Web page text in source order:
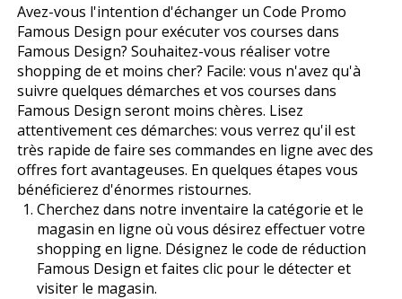
Avez-vous l'intention d'échanger un Code Promo
Famous Design pour exécuter vos courses dans
Famous Design? Souhaitez-vous réaliser votre
shopping de et moins cher? Facile: vous n'avez qu'à
suivre quelques démarches et vos courses dans
Famous Design seront moins chères. Lisez
attentivement ces démarches: vous verrez qu'il est
très rapide de faire ses commandes en ligne avec des
offres fort avantageuses. En quelques étapes vous
bénéficierez d'énormes ristournes.
Cherchez dans notre inventaire la catégorie et le
magasin en ligne où vous désirez effectuer votre
shopping en ligne. Désignez le code de réduction
Famous Design et faites clic pour le détecter et
visiter le magasin.